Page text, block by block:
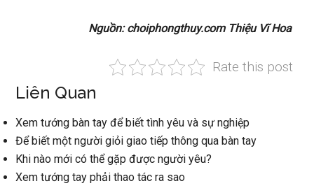
Nguồn: choiphongthuy.com Thiệu Vĩ Hoa
Rate this post
Liên Quan
Xem tướng bàn tay để biết tình yêu và sự nghiệp
Để biết một người giỏi giao tiếp thông qua bàn tay
Khi nào mới có thể gặp được người yêu?
Xem tướng tay phải thao tác ra sao